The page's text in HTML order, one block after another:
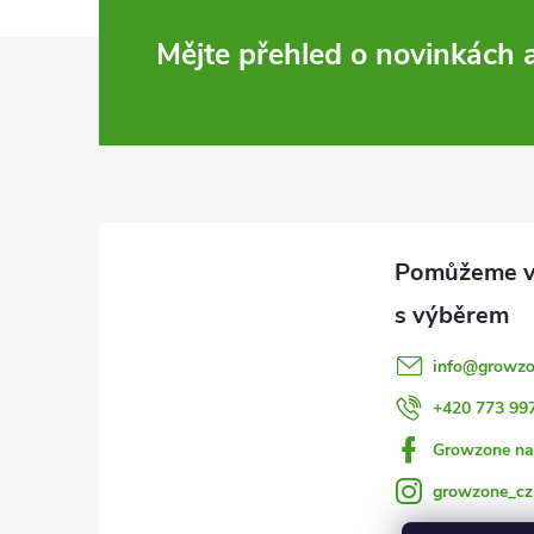
Mějte přehled o novinkách
info@
+420 773
Growzone
growzone_cz